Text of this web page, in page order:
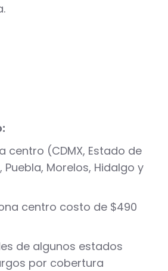
centro (CDMX, Estado de
Puebla, Morelos, Hidalgo y
centro costo de $490
de algunos estados
por cobertura